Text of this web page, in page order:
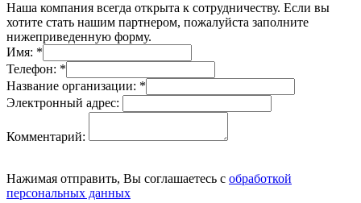
Наша компания всегда открыта к сотрудничеству. Если вы
хотите стать нашим партнером, пожалуйста заполните
нижеприведенную форму.
Имя: *
Телефон: *
Название организации: *
Электронный адрес:
Комментарий:
Нажимая отправить, Вы соглашаетесь с обработкой
персональных данных